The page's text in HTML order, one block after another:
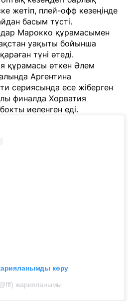
жетіп, плей-офф кезеңінде
басым түсті.
Марокко құрамасымен
уақыты бойынша
түні өтеді.
құрамасы өткен Әлем
Аргентина
сериясында есе жіберген
финалда Хорватия
иеленген еді.
көру
жарияланымы